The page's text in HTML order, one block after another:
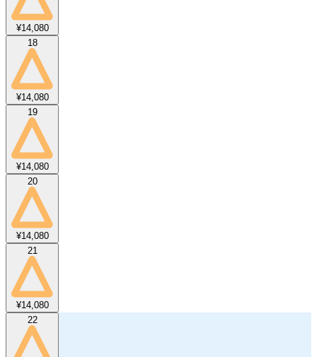
¥14,080
18
¥14,080
19
¥14,080
20
¥14,080
21
¥14,080
22